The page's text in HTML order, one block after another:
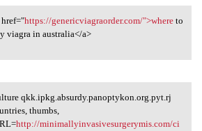
href="https://genericviagraorder.com/">whereto
viagra in australia</a>
qkk.ipkg.absurdy
qkk.ipkg.absurdy.panoptykon.org.pyt.rj
thumbs,
http://minimallyinvasivesurgerymis.com/ci